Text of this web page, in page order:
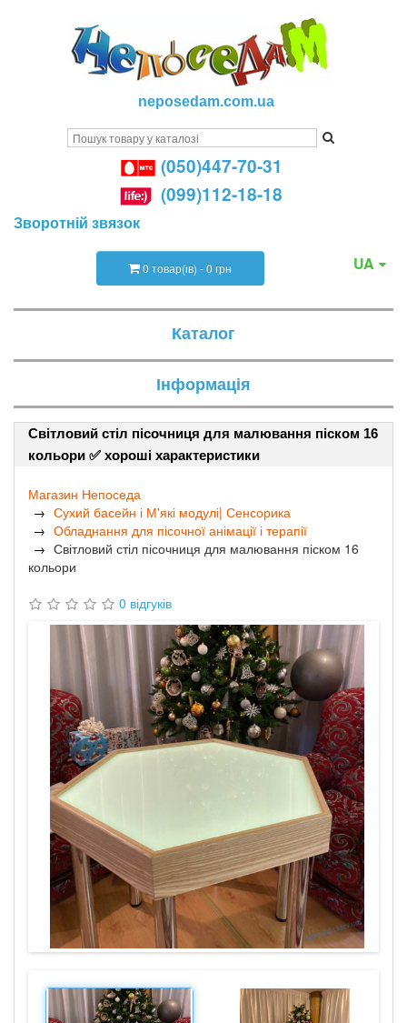
neposedam.com.ua
(050)447-70-31
(099)112-18-18
Зворотній звязок
UA
0 товар(ів) - 0 грн
Каталог
Інформація
Світловий стіл пісочниця для малювання піском 16
кольори ✅ хороші характеристики
Магазин Непоседа
Сухий басейн і М'які модулі| Сенсорика
Обладнання для пісочної анімації і терапії
Світловий стіл пісочниця для малювання піском 16
кольори
0 відгуків